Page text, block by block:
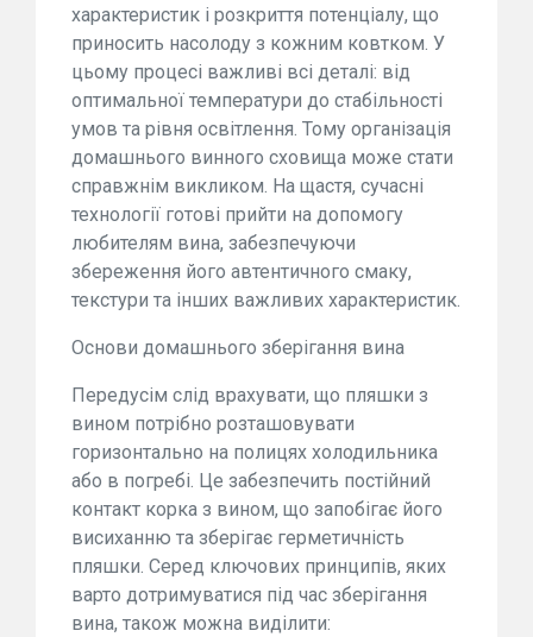
характеристик і розкриття потенціалу, що
приносить насолоду з кожним ковтком. У
цьому процесі важливі всі деталі: від
оптимальної температури до стабільності
умов та рівня освітлення. Тому організація
домашнього винного сховища може стати
справжнім викликом. На щастя, сучасні
технології готові прийти на допомогу
любителям вина, забезпечуючи
збереження його автентичного смаку,
текстури та інших важливих характеристик.
Основи домашнього зберігання вина
Передусім слід врахувати, що пляшки з
вином потрібно розташовувати
горизонтально на полицях холодильника
або в погребі. Це забезпечить постійний
контакт корка з вином, що запобігає його
висиханню та зберігає герметичність
пляшки. Серед ключових принципів, яких
варто дотримуватися під час зберігання
вина, також можна виділити: